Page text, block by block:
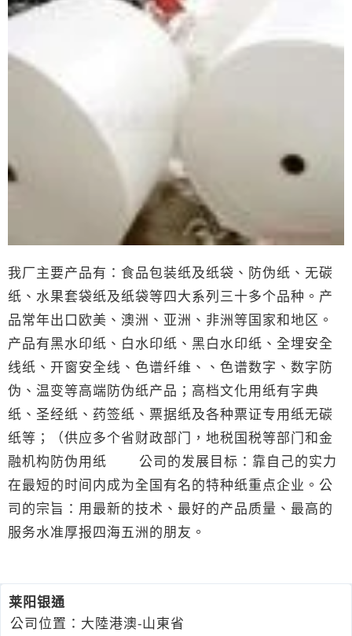
我厂主要产品有：食品包装纸及纸袋、防伪纸、无碳
纸、水果套袋纸及纸袋等四大系列三十多个品种。产
品常年出口欧美、澳洲、亚洲、非洲等国家和地区。
产品有黑水印纸、白水印纸、黑白水印纸、全埋安全
线纸、开窗安全线、色谱纤维、、色谱数字、数字防
伪、温变等高端防伪纸产品；高档文化用纸有字典
纸、圣经纸、药签纸、票据纸及各种票证专用纸无碳
纸等；（供应多个省财政部门，地税国税等部门和金
融机构防伪用纸 公司的发展目标：靠自己的实力
在最短的时间内成为全国有名的特种纸重点企业。公
司的宗旨：用最新的技术、最好的产品质量、最高的
服务水准厚报四海五洲的朋友。
莱阳银通
公司位置：大陸港澳-山東省